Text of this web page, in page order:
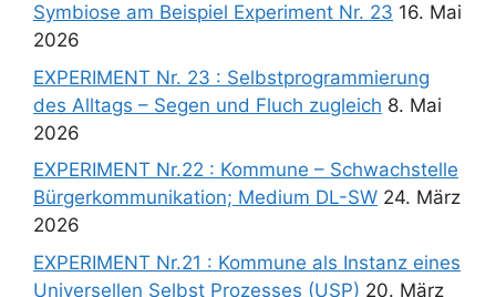
Symbiose am Beispiel Experiment Nr. 23 16. Mai
2026
EXPERIMENT Nr. 23 : Selbstprogrammierung
des Alltags – Segen und Fluch zugleich 8. Mai
2026
EXPERIMENT Nr.22 : Kommune – Schwachstelle
Bürgerkommunikation; Medium DL-SW 24. März
2026
EXPERIMENT Nr.21 : Kommune als Instanz eines
Universellen Selbst Prozesses (USP) 20. März